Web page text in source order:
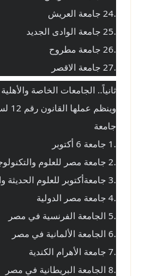
.24 جامعة العريش
.25 جامعة الوادى الجديد
.26 جامعة مطروح
.27 جامعة الاقصر
ثانياً.. الجامعات الخاصة والأهلية
جامعة
.1 جامعة 6 أكتوبر
.2 جامعة مصر للعلوم والتكنولوجيا
.3 جامعةأكتوبر للعلوم الحديثة والأداب
.4 جامعة مصر الدولية
.5 الجامعة الفرنسية في مصر
.6 الجامعة الألمانية في مصر
.7 جامعة الأهرام الكندية
.8 الجامعة البريطانية في مصر